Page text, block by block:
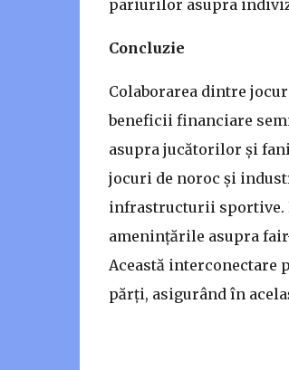
pariurilor asupra
Concluzie
Colaborarea dintre
beneficii financiare
asupra jucătorilor și
jocuri de noroc și
infrastructurii sportive.
amenințările asupra
Această interconectare
părți, asigurând în